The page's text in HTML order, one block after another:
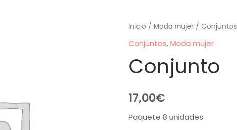
Inicio / Moda mujer/ Conjuntos
Conjuntos,Moda mujer
Conjunto
17,00€
Paquete 8 unidades